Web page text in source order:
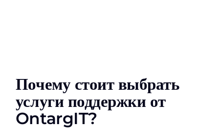
Почему стоит выбрать
услуги поддержки от
OntargIT?